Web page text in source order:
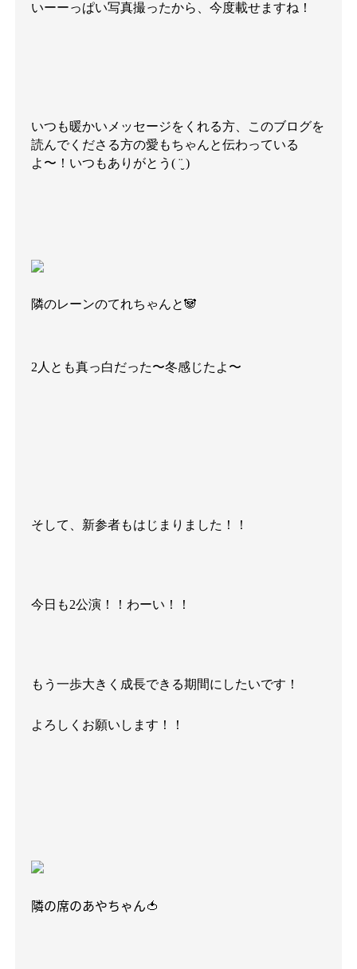
いーーっぱい写真撮ったから、今度載せますね！
いつも暖かいメッセージをくれる方、このブログを
読んでくださる方の愛もちゃんと伝わっている
よ〜！いつもありがとう( ¨̮ )
隣のレーンのてれちゃんと🐼
2人とも真っ白だった〜冬感じたよ〜
そして、新参者もはじまりました！！
今日も2公演！！わーい！！
もう一歩大きく成長できる期間にしたいです！
よろしくお願いします！！
隣の席のあやちゃん🍅